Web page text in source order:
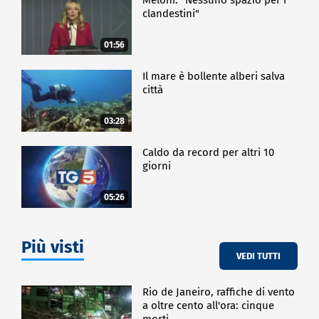
01:56
clandestini"
03:28
Il mare è bollente alberi salva
città
05:26
Caldo da record per altri 10
giorni
Più visti VEDI TUTTI
Rio de Janeiro, raffiche di vento
a oltre cento all'ora: cinque